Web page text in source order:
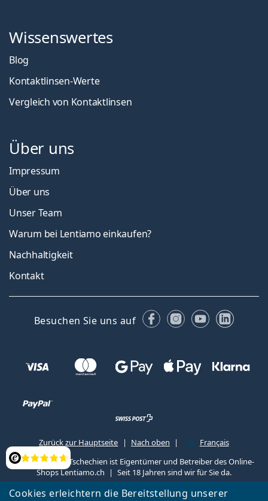
Cookies erleichtern die Bereitstellung unserer
Bewertung
Wissenswertes
Blog
Kontaktlinsen-Werte
Vergleich von Kontaktlinsen
Über uns
Impressum
Über uns
Unser Team
Warum bei Lentiamo einkaufen?
Nachhaltigkeit
Kontakt
Besuchen Sie uns auf FacebookInstagram
YouTube
Zurück zur Hauptseite Nach oben
Français
Lentiamo s.r.o., Tschechien ist Eigentümer und Betreiber des Online-
Shops Lentiamo.ch
Seit 18 Jahren sind wir für Sie da.